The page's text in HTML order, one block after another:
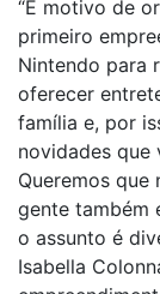
“É motivo de
primeiro
Nintendo para
oferecer
família e, por
novidades que
Queremos
gente também
o assunto é
Isabella